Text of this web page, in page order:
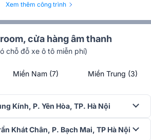
hiện tượng mờ hình hay giảm chi tiết khi sử
khoảng 30–40m², máy vẫn đảm bảo khả
rõ nét mà không cần giảm quá nhiều ánh
sắc nét cùng tỷ lệ tương phản
được trang bị độ phân giải WXGA (1280
cầu trình chiếu: bài giảng, PowerPoint,
dung đào tạo doanh nghiệp,…
Xem thêm công trình
cửa hàng âm thanh
chỗ đỗ xe ô tô miễn phí)
Miền Nam (7) Miền Trung (3)
Kính, P. Yên Hòa, TP. Hà Nội
Khát Chân, P. Bạch Mai, TP Hà Nội